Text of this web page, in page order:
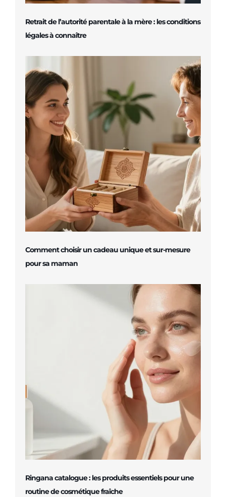
Retrait de l’autorité parentale à la mère : les conditions
légales à connaître
Comment choisir un cadeau unique et sur-mesure
pour sa maman
Ringana catalogue : les produits essentiels pour une
routine de cosmétique fraîche